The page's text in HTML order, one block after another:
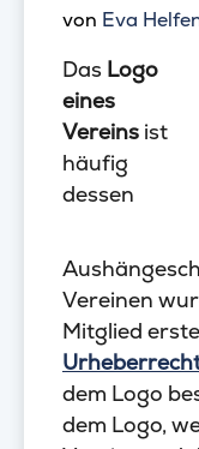
von Eva
Das Logo
eines
Vereins ist
häufig
dessen
Vereinen
Mitglied
dem Logo
dem Logo,